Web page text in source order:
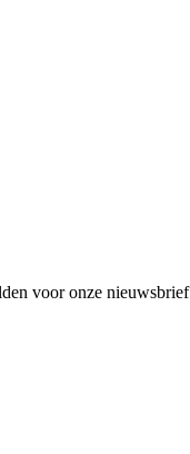
voor onze nieuwsbrief